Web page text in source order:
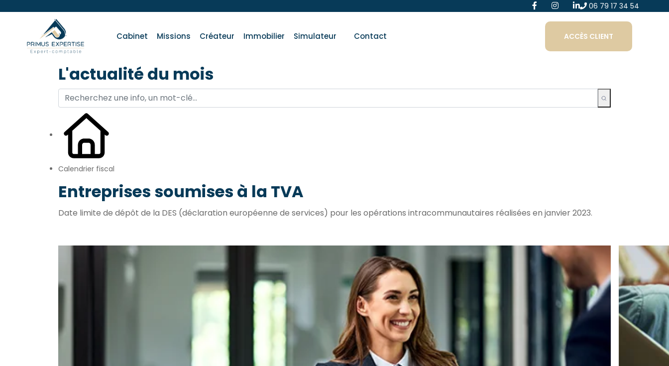
06 79 17 34 54
Cabinet Missions Créateur Immobilier Simulateur Contact ACCÈS CLIENT
L'actualité du mois
Calendrier fiscal
Entreprises soumises à la TVA
Date limite de dépôt de la DES (déclaration européenne de services) pour les opérations intracommunautaires réalisées en janvier 2023.